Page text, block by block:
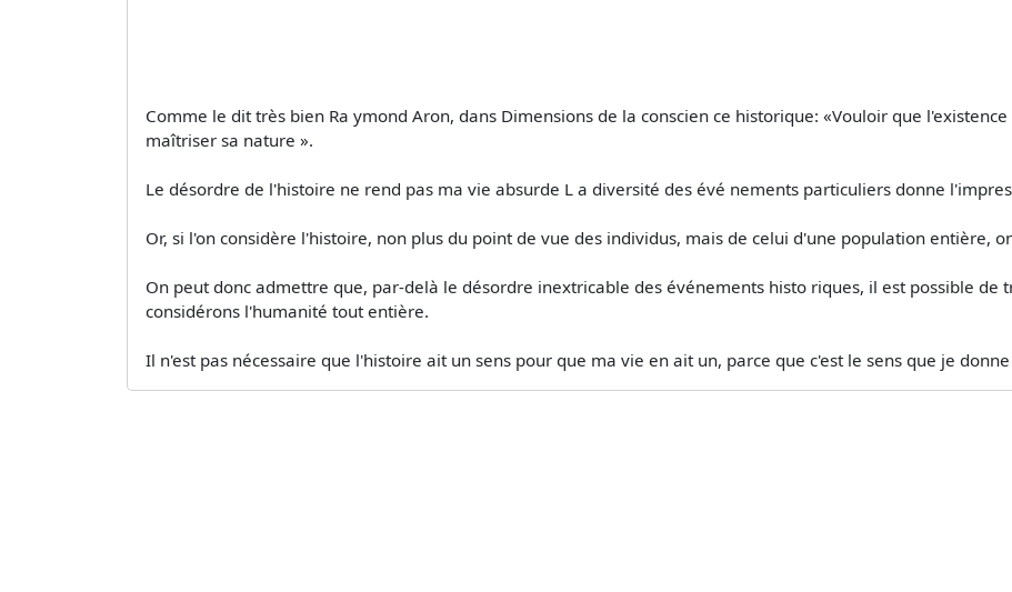
Comme le dit très bien Ra ymond Aron, dans Dimensions de la conscien­ ce historique: «Vouloir que
maîtriser sa nature ».
Le désordre de l'histoire ne rend pas ma vie absurde L a diversité des évé­ nements particuliers donne
Or, si l'on considère l'histoire, non plus du point de vue des individus, mais de celui d'une population entière,
On peut donc admettre que, par-delà le désordre inextricable des événements histo­ riques, il est possible de
considérons l'humanité tout entière.
Il n'est pas nécessaire que l'histoire ait un sens pour que ma vie en ait un, parce que c'est le sens que je